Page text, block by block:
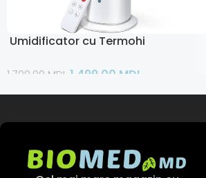
Umidificator cu Termohigrometru 9L
1.700,00 MDL 1.499,00 MDL
Adaugă În Coș